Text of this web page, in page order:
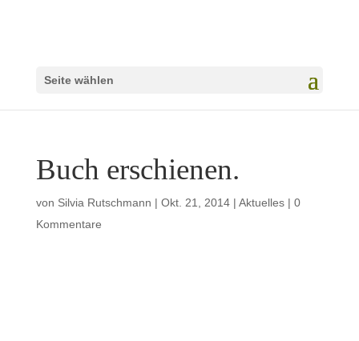
Seite wählen
Buch erschienen.
von Silvia Rutschmann | Okt. 21, 2014| Aktuelles| 0
Kommentare